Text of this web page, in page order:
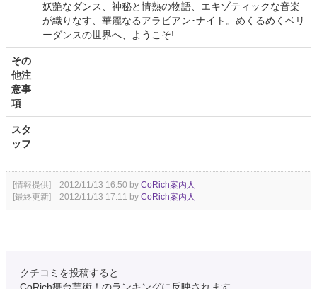
妖艶なダンス、神秘と情熱の物語、エキゾティックな音楽
が織りなす、華麗なるアラビアン･ナイト。めくるめくベリ
ーダンスの世界へ、ようこそ!
その
他注
意事
項
スタ
ッフ
[情報提供] 2012/11/13 16:50 by CoRich案内人
[最終更新] 2012/11/13 17:11 by CoRich案内人
クチコミを投稿すると